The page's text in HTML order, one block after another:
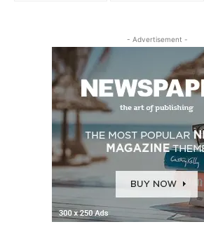
- Advertisement -